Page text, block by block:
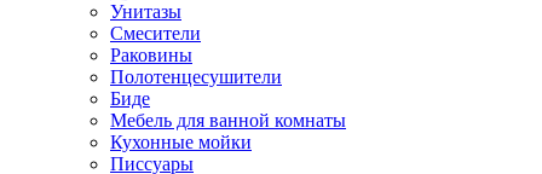
Унитазы
Смесители
Раковины
Полотенцесушители
Биде
Мебель для ванной комнаты
Кухонные мойки
Писсуары